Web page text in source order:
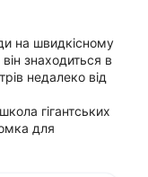
на швидкісному
знаходиться в
недалеко від
гігантських
для